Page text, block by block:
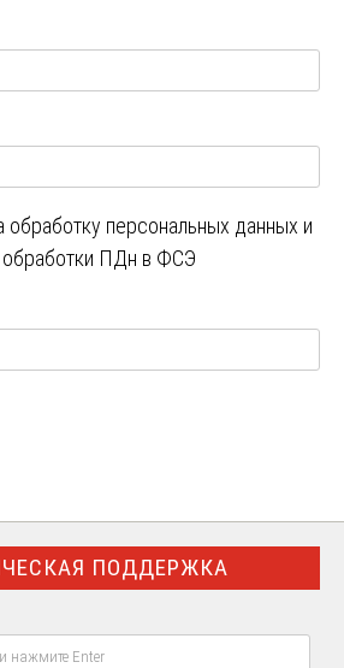
обработку персональных данных и
обработки ПДн в ФСЭ
ПОДДЕРЖКА